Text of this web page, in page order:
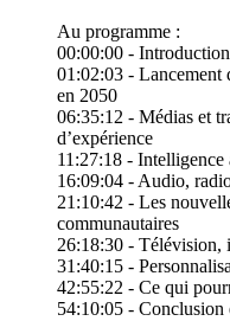
Au programme :
00:00:00 - Introduction
01:02:03 - Lancement
en 2050
06:35:12 - Médias et
d’expérience
11:27:18 -
16:09:04 - Audio,
21:10:42 - Les
communautaires
26:18:30 - Télévision,
31:40:15 -
42:55:22 - Ce qui
54:10:05 - Conclusion